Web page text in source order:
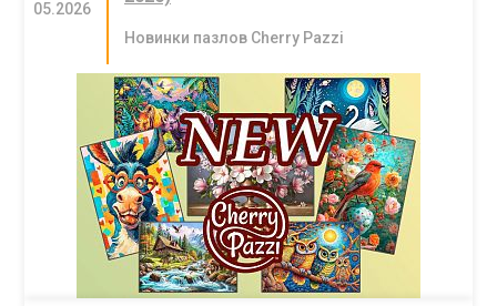
05.2026
Новинки пазлов Cherry Pazzi